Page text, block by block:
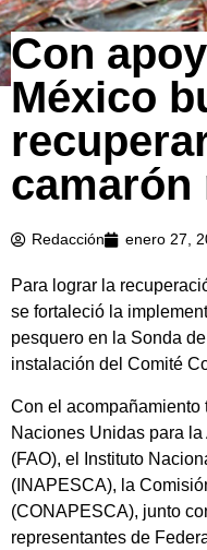
Con
México
camarón
Redacción enero 27,
Para lograr la
se fortaleció la
pesquero en la Sonda
instalación del Comité
Con el
Naciones Unidas para
(FAO), el Instituto
(INAPESCA), la
(CONAPESCA), junto
representantes de